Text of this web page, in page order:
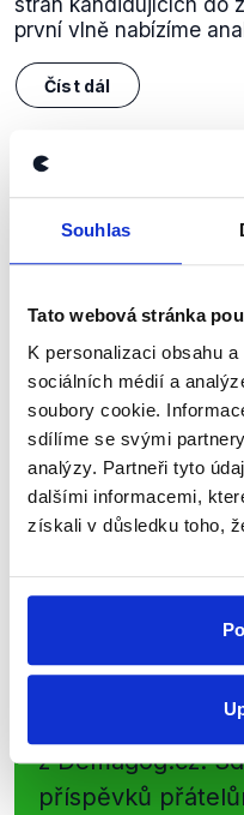
Souhlas
Tato webová stránka
K personalizaci obsahu
sociálních médií a
soubory cookie.
sdílíme se svými
analýzy. Partneři tyto
dalšími informacemi,
získali v důsledku toho,
první vlně nabízíme
Číst dál
Zůstaňme v
Přihlaste se k
kanálu, kde
shrnutí
Začněte nás
přehled o tom,
nepravdy se
Sociální sítě
Nenechte si ujít
z Demagog.cz.
příspěvků